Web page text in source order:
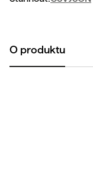
O produktu